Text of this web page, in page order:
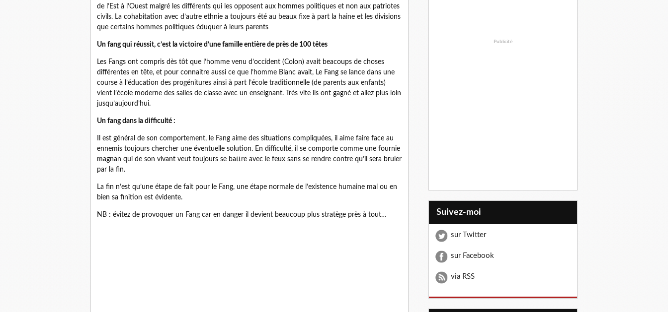
de l’Est à l’Ouest malgré les différents qui les opposent aux hommes politiques et non aux patriotes
civils. La cohabitation avec d’autre ethnie a toujours été au beaux fixe à part la haine et les divisions
que certains hommes politiques éduquer à leurs parents
Un fang qui réussit, c’est la victoire d’une famille entière de près de 100 têtes
Les Fangs ont compris dès tôt que l’homme venu d’occident (Colon) avait beacoups de choses
différentes en tête, et pour connaitre aussi ce que l’homme Blanc avait, Le Fang se lance dans une
course à l’éducation des progénitures ainsi à part l’école traditionnelle (de parents aux enfants)
vient l’école moderne des salles de classe avec un enseignant. Très vite ils ont gagné et allez plus loin
jusqu’aujourd’hui.
Un fang dans la difficulté :
Il est général de son comportement, le Fang aime des situations compliquées, il aime faire face au
ennemis toujours chercher une éventuelle solution. En difficulté, il se comporte comme une fournie
magnan qui de son vivant veut toujours se battre avec le feux sans se rendre contre qu’il sera bruler
par la fin.
La fin n’est qu’une étape de fait pour le Fang, une étape normale de l’existence humaine mal ou en
bien sa finition est évidente.
NB : évitez de provoquer un Fang car en danger il devient beaucoup plus stratège près à tout…
Publicité
Suivez-moi
sur Twitter
sur Facebook
via RSS